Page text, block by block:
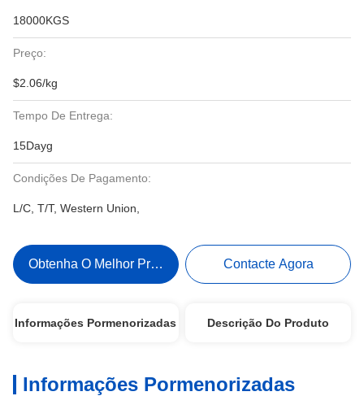
18000KGS
Preço:
$2.06/kg
Tempo De Entrega:
15Dayg
Condições De Pagamento:
L/C, T/T, Western Union,
Obtenha O Melhor Preço Contacte Agora
Informações Pormenorizadas Descrição Do Produto
Informações Pormenorizadas